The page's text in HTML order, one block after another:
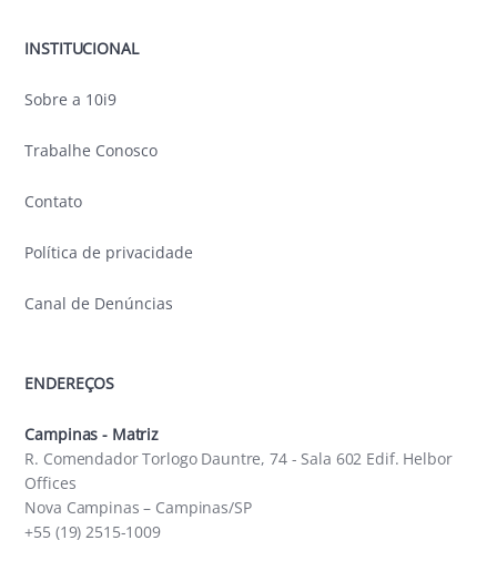
INSTITUCIONAL
Sobre a 10i9
Trabalhe Conosco
Contato
Política de privacidade
Canal de Denúncias
ENDEREÇOS
Campinas - Matriz
R. Comendador Torlogo Dauntre, 74 - Sala 602 Edif. Helbor
Offices
Nova Campinas – Campinas/SP
+55 (19) 2515-1009